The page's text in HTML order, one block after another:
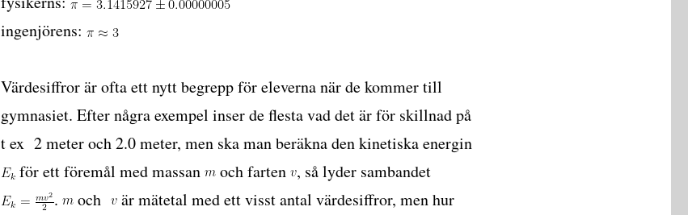
ingenjörens:
Värdesiffror är ofta ett nytt begrepp för eleverna när de kommer till
gymnasiet. Efter några exempel inser de flesta vad det är för skillnad på
t ex 2 meter och 2.0 meter, men ska man beräkna den kinetiska energin
för ett föremål med massan
och farten , så lyder sambandet
.
och är mätetal med ett visst antal värdesiffror, men hur